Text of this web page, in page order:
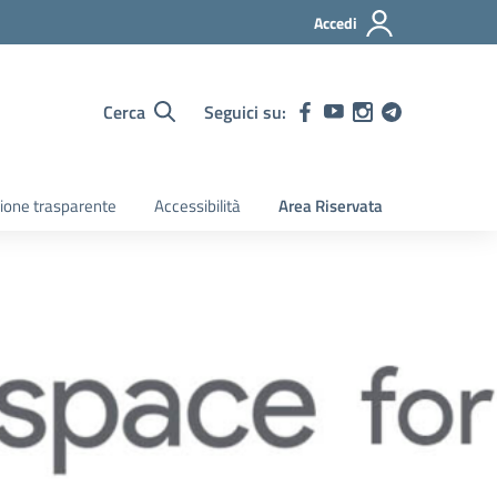
Accedi
Cerca Seguici su:
trasparente Accessibilità Area Riservata